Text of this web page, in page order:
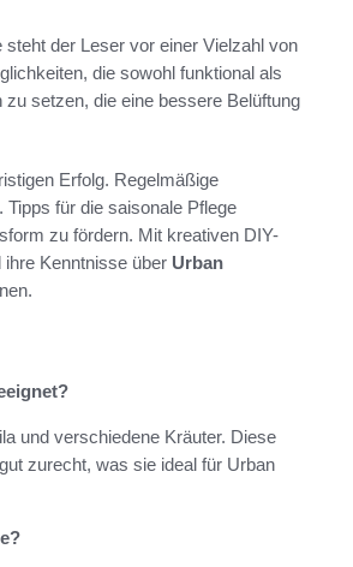
der Leser vor einer Vielzahl von
die sowohl funktional als
setzen, die eine bessere Belüftung
Erfolg. Regelmäßige
für die saisonale Pflege
zu fördern. Mit kreativen DIY-
Kenntnisse über Urban
und verschiedene Kräuter. Diese
zurecht, was sie ideal für Urban